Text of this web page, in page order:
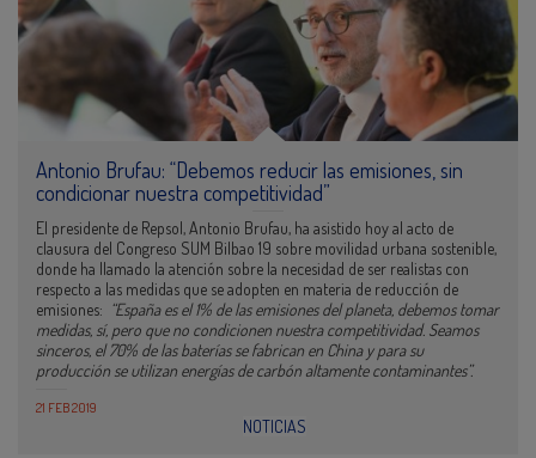
Antonio Brufau: “Debemos reducir las emisiones, sin
condicionar nuestra competitividad”
El presidente de Repsol, Antonio Brufau, ha asistido hoy al acto de
clausura del Congreso SUM Bilbao 19 sobre movilidad urbana sostenible,
donde ha llamado la atención sobre la necesidad de ser realistas con
respecto a las medidas que se adopten en materia de reducción de
emisiones: “España es el 1% de las emisiones del planeta, debemos tomar
medidas, sí, pero que no condicionen nuestra competitividad. Seamos
sinceros, el 70% de las baterías se fabrican en China y para su
producción se utilizan energías de carbón altamente contaminantes”.
21 FEB 2019
NOTICIAS